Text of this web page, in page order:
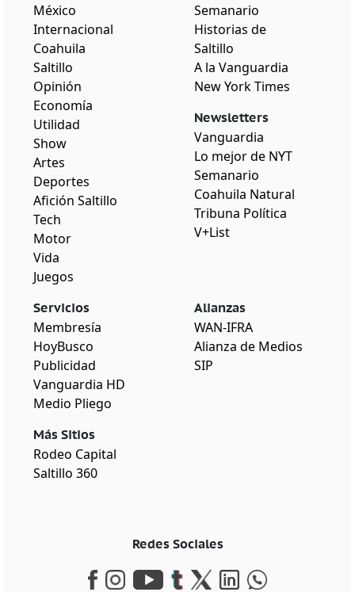
México
Internacional
Coahuila
Saltillo
Opinión
Economía
Utilidad
Show
Artes
Deportes
Afición Saltillo
Tech
Motor
Vida
Juegos
Semanario
Historias de
Saltillo
A la Vanguardia
New York Times
Newsletters
Vanguardia
Lo mejor de NYT
Semanario
Coahuila Natural
Tribuna Política
V+List
Servicios
Membresía
HoyBusco
Publicidad
Vanguardia HD
Medio Pliego
Más Sitios
Rodeo Capital
Saltillo 360
Alianzas
WAN-IFRA
Alianza de Medios
SIP
Redes Sociales